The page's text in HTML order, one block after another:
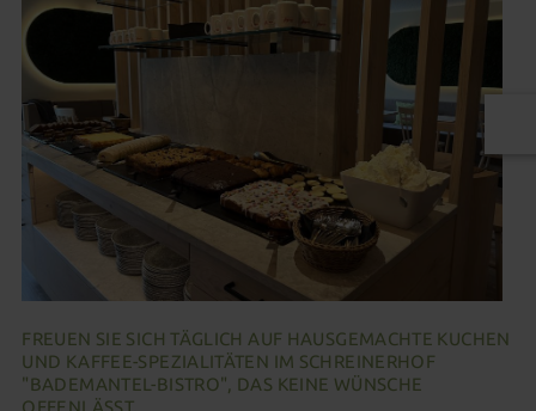
FREUEN SIE SICH TÄGLICH AUF HAUSGEMACHTE KUCHEN
UND KAFFEE-SPEZIALITÄTEN IM SCHREINERHOF
"BADEMANTEL-BISTRO", DAS KEINE WÜNSCHE
OFFENLÄSST.